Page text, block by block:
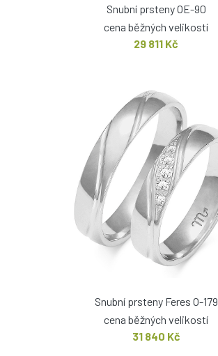
Snubní prsteny OE-90
cena běžných velikostí
29 811 Kč
Snubní prsteny Feres O-179
cena běžných velikostí
31 840 Kč